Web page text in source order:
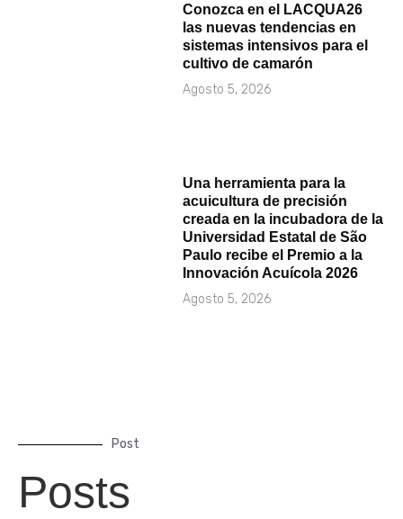
Conozca en el LACQUA26
las nuevas tendencias en
sistemas intensivos para el
cultivo de camarón
Agosto 5, 2026
Una herramienta para la
acuicultura de precisión
creada en la incubadora de la
Universidad Estatal de São
Paulo recibe el Premio a la
Innovación Acuícola 2026
Agosto 5, 2026
Post
Posts